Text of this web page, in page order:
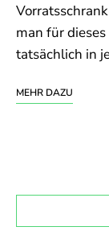
man für
tatsächlich in
MEHR DAZU